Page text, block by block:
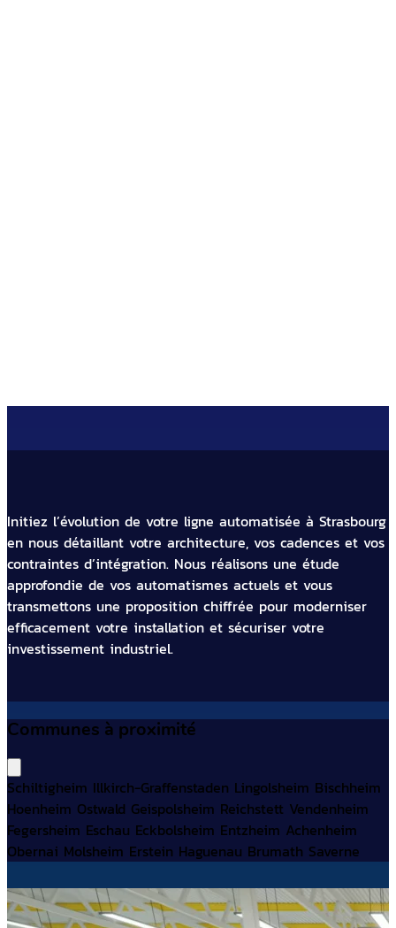
Initiez l’évolution de votre ligne automatisée à Strasbourg
en nous détaillant votre architecture, vos cadences et vos
contraintes d’intégration. Nous réalisons une étude
approfondie de vos automatismes actuels et vous
transmettons une proposition chiffrée pour moderniser
efficacement votre installation et sécuriser votre
investissement industriel.
Communes à proximité
Schiltigheim Illkirch-Graffenstaden Lingolsheim Bischheim
Hoenheim Ostwald Geispolsheim Reichstett Vendenheim
Fegersheim Eschau Eckbolsheim Entzheim Achenheim
Obernai Molsheim Erstein Haguenau Brumath Saverne